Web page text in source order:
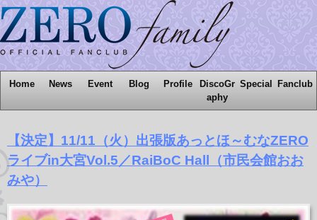
Home News Event Blog Profile
DiscoGr
aphy
Special Fanclub
【決定】11/11（火）出張版あっとほ～むなZERO
ライブin大宮Vol.5／RaiBoC Hall（市民会館おお
みや）